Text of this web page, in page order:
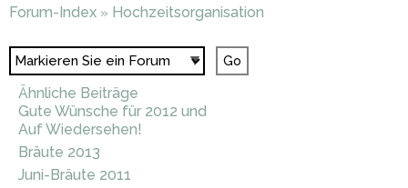
Forum-Index » Hochzeitsorganisation
Ähnliche Beiträge
Gute Wünsche für 2012 und
Auf Wiedersehen!
Bräute 2013
Juni-Bräute 2011